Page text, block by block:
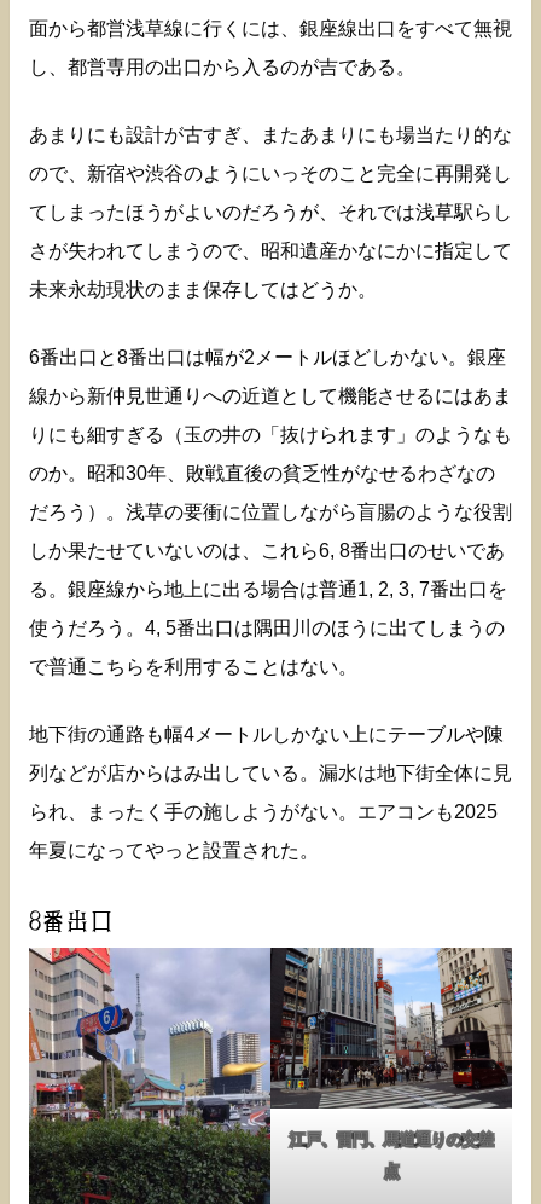
面から都営浅草線に行くには、銀座線出口をすべて無視
し、都営専用の出口から入るのが吉である。
あまりにも設計が古すぎ、またあまりにも場当たり的な
ので、新宿や渋谷のようにいっそのこと完全に再開発し
てしまったほうがよいのだろうが、それでは浅草駅らし
さが失われてしまうので、昭和遺産かなにかに指定して
未来永劫現状のまま保存してはどうか。
6番出口と8番出口は幅が2メートルほどしかない。銀座
線から新仲見世通りへの近道として機能させるにはあま
りにも細すぎる（玉の井の「抜けられます」のようなも
のか。昭和30年、敗戦直後の貧乏性がなせるわざなの
だろう）。浅草の要衝に位置しながら盲腸のような役割
しか果たせていないのは、これら6, 8番出口のせいであ
る。銀座線から地上に出る場合は普通1, 2, 3, 7番出口を
使うだろう。4, 5番出口は隅田川のほうに出てしまうの
で普通こちらを利用することはない。
地下街の通路も幅4メートルしかない上にテーブルや陳
列などが店からはみ出している。漏水は地下街全体に見
られ、まったく手の施しようがない。エアコンも2025
年夏になってやっと設置された。
8番出口
江戸、雷門、馬道通りの交差
点